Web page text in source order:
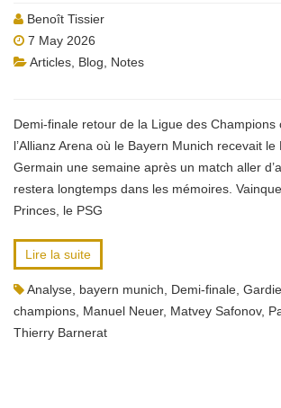
Benoît Tissier
7 May 2026
Articles Blog
Notes
Demi-finale retour de la Ligue des Champions
l’Allianz Arena où le Bayern Munich recevait le
Germain une semaine après un match aller
restera longtemps dans les mémoires.
Princes, le PSG
Lire la suite
Analyse bayern munich Demi-finale
champions Manuel Neuer, Matvey Safonov,
Thierry Barnerat